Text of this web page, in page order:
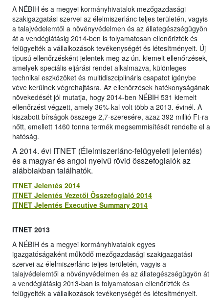
A NÉBIH és a megyei kormányhivatalok mezőgazdasági
szakigazgatási szervei az élelmiszerlánc teljes területén, vagyis
a talajvédelemtől a növényvédelmen és az állategészségügyön
át a vendéglátásig 2014-ben is folyamatosan ellenőrizték és
felügyelték a vállalkozások tevékenységét és létesítményeit. Új
típusú ellenőrzésként jelentek meg az ún. kiemelt ellenőrzések,
amelyek speciális eljárási rendet alkalmazva, különleges
technikai eszközöket és multidiszciplináris csapatot igénybe
véve kerülnek végrehajtásra. Az ellenőrzések hatékonyságának
növekedését jól mutatja, hogy 2014-ben NÉBIH 531 kiemelt
ellenőrzést végzett, amely 36%-kal volt több a 2013. évinél. A
kiszabott bírságok összege 2,7-szeresére, azaz 392 millió Ft-ra
nőtt, emellett 1460 tonna termék megsemmisítését rendelte el a
hatóság.
A 2014. évi ITNET (Élelmiszerlánc-felügyeleti jelentés)
és a magyar és angol nyelvű rövid összefoglalók az
alábbiakban találhatók.
ITNET Jelentés 2014
ITNET Jelentés Vezetői Összefoglaló 2014
ITNET Jelentés Executive Summary 2014
ITNET 2013
A NÉBIH és a megyei kormányhivatalok egyes
igazgatóságaként működő mezőgazdasági szakigazgatási
szervei az élelmiszerlánc teljes területén, vagyis a
talajvédelemtől a növényvédelmen és az állategészségügyön át
a vendéglátásig 2013-ban is folyamatosan ellenőrizték és
felügyelték a vállalkozások tevékenységét és létesítményeit.